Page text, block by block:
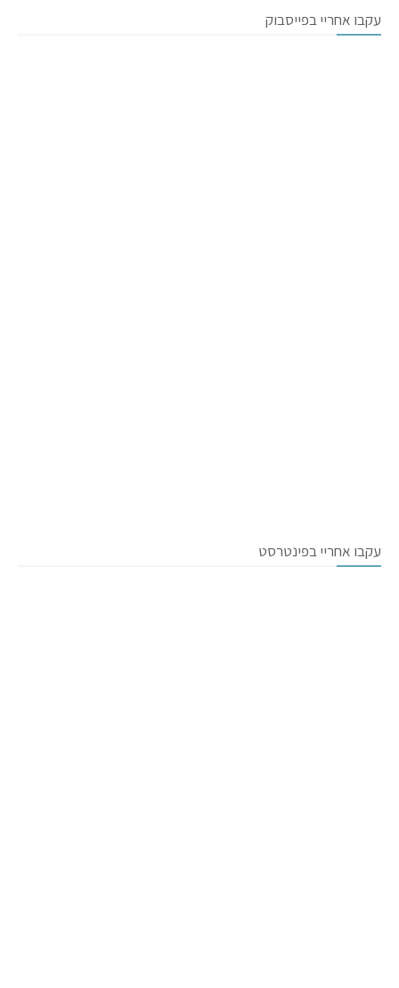
עקבו אחריי בפייסבוק
עקבו אחריי בפינטרסט